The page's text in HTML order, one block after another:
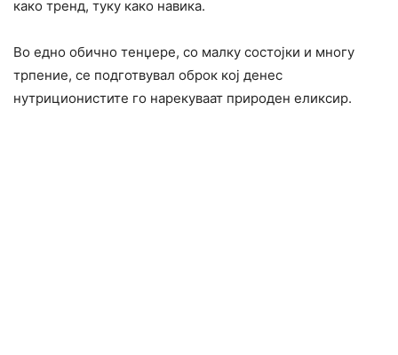
како тренд, туку како навика.
Во едно обично тенџере, со малку состојки и многу
трпение, се подготвувал оброк кој денес
нутриционистите го нарекуваат природен еликсир.